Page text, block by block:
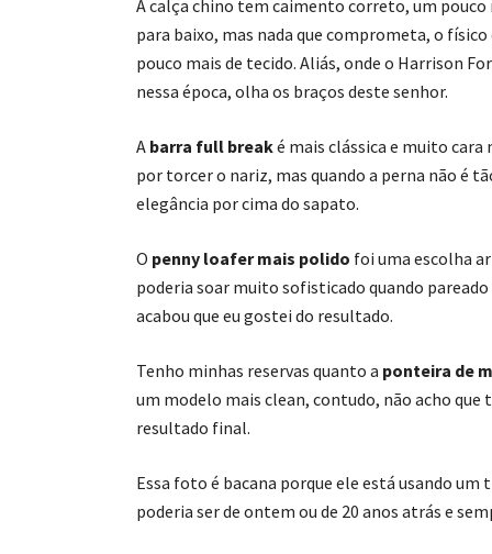
A calça chino tem caimento correto, um
para baixo, mas nada que comprometa, o
pouco mais de tecido. Aliás, onde o Harrison
nessa época, olha os braços deste senhor.
A barra full breaké mais clássica e muito
por torcer o nariz, mas quando a perna não é
elegância por cima do sapato.
O penny loafer mais polido foi uma escolha
poderia soar muito sofisticado quando
acabou que eu gostei do resultado.
Tenho minhas reservas quanto a ponteira de
um modelo mais clean, contudo, não acho que
resultado final.
Essa foto é bacana porque ele está usando
poderia ser de ontem ou de 20 anos atrás e